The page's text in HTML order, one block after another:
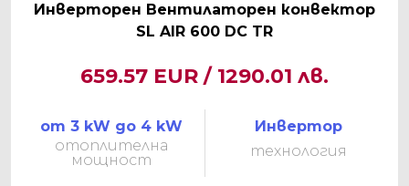
Инверторен Вентилаторен конвектор
SL AIR 600 DC TR
659.57 EUR / 1290.01 лв.
от 3 kW до 4 kW
отоплителна
мощност
Инвертор
технология